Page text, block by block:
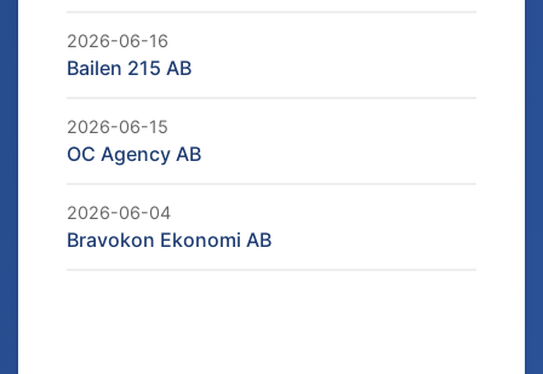
2026-06-16
Bailen 215 AB
2026-06-15
OC Agency AB
2026-06-04
Bravokon Ekonomi AB